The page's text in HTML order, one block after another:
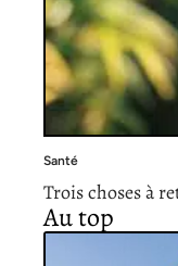
Santé
Trois choses à
Au top